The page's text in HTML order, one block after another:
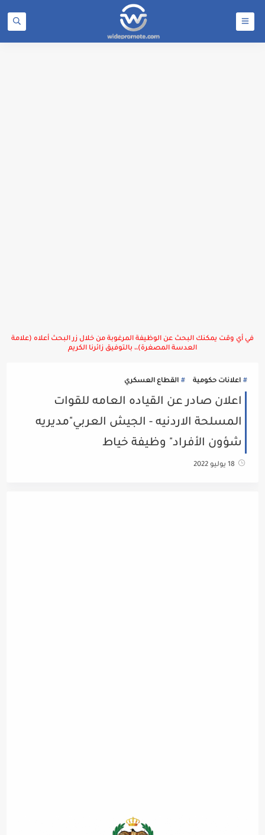
في أي وقت يمكنك البحث عن الوظيفة المرغوبة من خلال زر البحث أعلاه (علامة
العدسة المصغرة)،، بالتوفيق زائرنا الكريم
اعلانات حكومية القطاع العسكري
اعلان صادر عن القياده العامه للقوات
المسلحة الاردنيه - الجيش العربي"مديريه
شؤون الأفراد" وظيفة خياط
18 يوليو 2022